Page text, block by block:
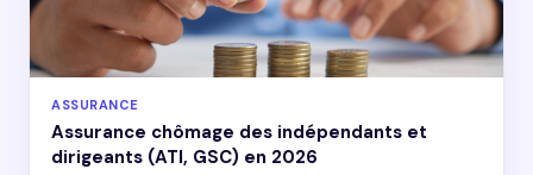
ASSURANCE
Assurance chômage des indépendants et
dirigeants (ATI, GSC) en 2026